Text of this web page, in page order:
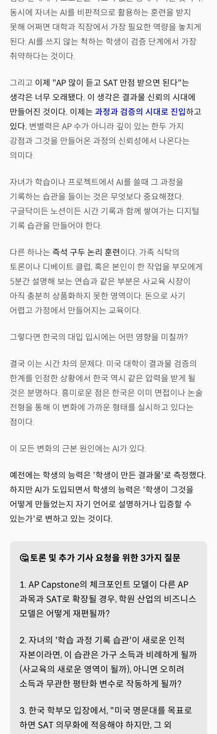
동시에 자녀는 AI를 비판적으로 활용하는 훈련을 받지
못해 어쩌면 대학과 직장에서 가장 필요한 역량을 놓치게
된다. AI를 쓰지 않는 척하는 학생이 검증 단계에서 가장
취약하다는 것이다.
그리고 이제 "AP 많이 듣고 SAT 만점 받으면 된다"는
생각은 너무 오래됐다. 이 생각은 결과물 신뢰의 시대에
만들어진 것이다. 이제는 과정과 검증의 시대로 진입하고
있다. 변별력은 AP 수가 아니라 깊이 있는 한두 가지
강점과 그것을 만들어온 과정의 신뢰성에서 나온다는
의미다.
자녀가 학습이나 프로젝트에서 AI를 쓸때 그 과정을
기록하는 습관을 들이는 것은 무엇보다 중요해졌다.
구글닥이든 노션이든 시간 기록과 함께 쌓여가는 디지털
기록 습관을 만들어야 한다.
다른 하나는 즉석 구두 논리 훈련이다. 가족 식탁의
토론이나 디베이트 클럽, 혹은 본인이 한 작업을 부모에게
5분간 설명해 보는 연습과 같은 부분은 사교육 시장이
아직 충분히 상품화하지 못한 영역이다. 돈으로 사기
어렵고 가정에서 만들어지는 교육이다.
그렇다면 한국의 대입 입시에는 어떤 영향을 미칠까?
결국 이는 시간 차의 문제다. 미국 대학이 결과물 검증의
한계를 인정한 상황에서 한국 역시 같은 압력을 받게 될
것은 분명하다. 흥미로운 점은 한국은 이미 면접이나 논술
전형을 통해 이 변화에 가까운 형태를 실시하고 있다는
점이다.
이 모든 변화의 근본 원인에는 AI가 있다.
예전에는 학생의 능력은 '학생이 만든 결과물'로 측정했다.
하지만 AI가 도입되면서 학생의 능력은 '학생이 그것을
어떻게 만들었는지 자기 언어로 설명하거나 입증할 수
있는가'로 변하고 있는 것이다.
🤔 토론 및 추가 기사 요청을 위한 3가지 질문
1. AP Capstone의 체크포인트 모델이 다른 AP
과목과 SAT로 확장될 경우, 학원 산업의 비즈니스
모델은 어떻게 재편될까?
2. 자녀의 '학습 과정 기록 습관'이 새로운 인적
자본이라면, 이 습관은 가구 소득과 비례하게 될까
(사교육의 새로운 영역이 될까), 아니면 오히려
소득과 무관한 평탄화 변수로 작동하게 될까?
3. 한국 학부모 입장에서, "미국 명문대를 목표로
하면 SAT 의무화에 적응해야 하지만, 그 외